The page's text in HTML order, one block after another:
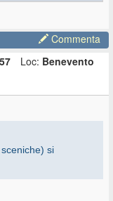
all'altezza corretta
fatto obbligatoria. Poi
si possono impilare
certo ottimale...
Commenta
Loc: Benevento
si